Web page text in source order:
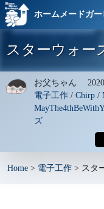
ホームメードガ
スターウォー
お父ちゃん
電子工作 / Chirp /
ズ
Home > 電子工作 > スタ